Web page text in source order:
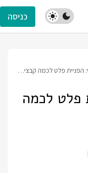
כניסה
היום למדתי: הפניית פלט לכמה קבצים ב zsh
פלט לכמה